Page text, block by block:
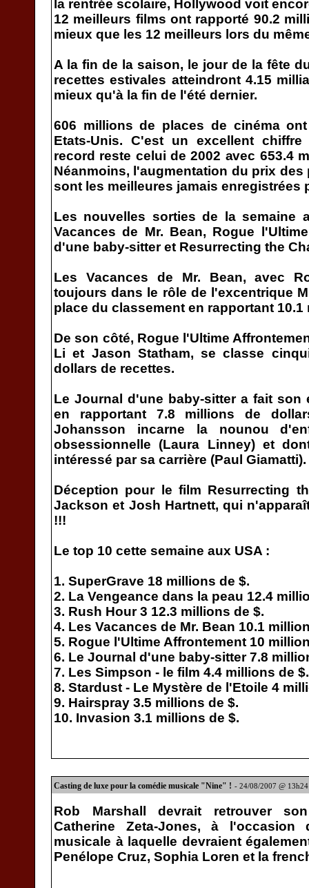
la rentrée scolaire, Hollywood voit
12 meilleurs films ont rapporté 90.2
mieux que les 12 meilleurs lors du
A la fin de la saison, le jour de la fête
recettes estivales atteindront 4.15
mieux qu'à la fin de l'été dernier.
606 millions de places de cinéma
Etats-Unis. C'est un excellent
record reste celui de 2002 avec 653.4
Néanmoins, l'augmentation du prix
sont les meilleures jamais enregistrées
Les nouvelles sorties de la semaine
Vacances de Mr. Bean, Rogue
d'une baby-sitter et Resurrecting the
Les Vacances de Mr. Bean, avec
toujours dans le rôle de l'excentrique
place du classement en rapportant
De son côté, Rogue l'Ultime
Li et Jason Statham, se classe
dollars de recettes.
Le Journal d'une baby-sitter a fait son
en rapportant 7.8 millions de
Johansson incarne la nounou
obsessionnelle (Laura Linney) et
intéressé par sa carrière (Paul Giamatti).
Déception pour le film Resurrecting
Jackson et Josh Hartnett, qui
!!!
Le top 10 cette semaine aux USA :
1. SuperGrave 18 millions de $.
2. La Vengeance dans la peau 12.4
3. Rush Hour 3 12.3 millions de $.
4. Les Vacances de Mr. Bean 10.1
5. Rogue l'Ultime Affrontement 10
6. Le Journal d'une baby-sitter 7.8
7. Les Simpson - le film 4.4 millions de $.
8. Stardust - Le Mystère de l'Etoile 4
9. Hairspray 3.5 millions de $.
10. Invasion 3.1 millions de $.
Casting de luxe pour la comédie musicale "Nine" ! - 24/08/2007 @ 13h24
Rob Marshall devrait retrouver
Catherine Zeta-Jones, à
musicale à laquelle devraient
Penélope Cruz, Sophia Loren et la